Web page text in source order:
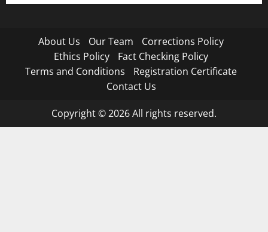
About Us Our Team
Corrections Policy
Ethics Policy
Fact Checking Policy
Terms and Conditions
Registration Certificate
Contact Us
Copyright © 2026 All rights reserved.